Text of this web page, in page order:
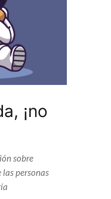
¡no
sobre
las personas